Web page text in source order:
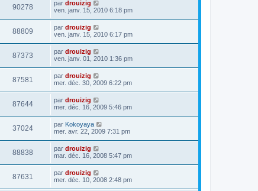
90278 par drouizig
ven. janv. 15, 2010 6:18 pm
88809 par drouizig
ven. janv. 15, 2010 6:17 pm
87373 par drouizig
ven. janv. 01, 2010 1:36 pm
87581 par drouizig
mer. déc. 30, 2009 6:22 pm
87644 par drouizig
mer. déc. 16, 2009 5:46 pm
37024 par Kokoyaya
mer. avr. 22, 2009 7:31 pm
88838 par drouizig
mar. déc. 16, 2008 5:47 pm
87631 par drouizig
mer. déc. 10, 2008 2:48 pm